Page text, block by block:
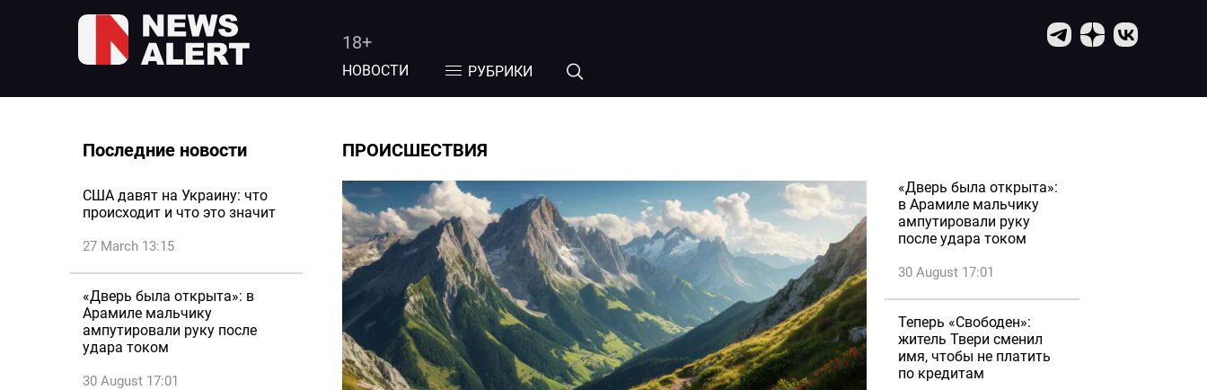
18+
НОВОСТИ РУБРИКИ
Последние новости
США давят на Украину: что
происходит и что это значит
27 March 13:15
«Дверь была открыта»: в
Арамиле мальчику
ампутировали руку после
удара током
30 August 17:01
ПРОИСШЕСТВИЯ
«Дверь была открыта»:
в Арамиле мальчику
ампутировали руку
после удара током
30 August 17:01
Теперь «Свободен»:
житель Твери сменил
имя, чтобы не платить
по кредитам